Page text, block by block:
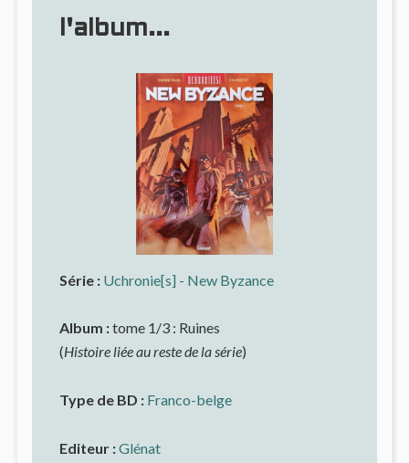
l'album...
Série : Uchronie[s] - New Byzance
Album :tome 1/3 : Ruines
(Histoire liée au reste de la série)
Type de BD : Franco-belge
Editeur :Glénat